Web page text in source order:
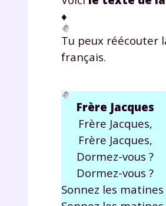
♦
Tu peux réécouter
français.
Frère Jacques
Frère Jacques,
Frère Jacques,
Dormez-vous ?
Dormez-vous ?
Sonnez les matines